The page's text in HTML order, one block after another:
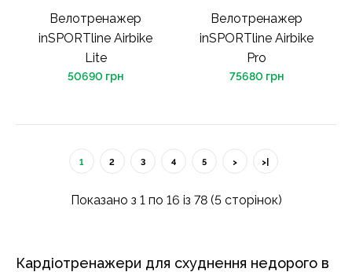
Велотренажер
inSPORTline Airbike
Lite
50690 грн
Велотренажер
inSPORTline Airbike
Pro
75680 грн
1 2 3 4 5 > >|
Показано з 1 по 16 із 78 (5 сторінок)
Кардіотренажери для схуднення недорого в